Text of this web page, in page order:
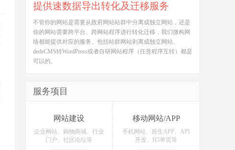
提供速数据导出转化及迁移服务
不管你的网站是需要从政府网站站群中分离成独立网站，还是
你的网站需要跨平台、跨网站程序进行转化迁移，我们微构网
络都能提供对应的服务。包括站群网站剥离成独立网站、
dedeCMS转WordPress或者自研网站程序（任意程序互转）都是
可以的。
服务项目
网站建设
企业网站、购物商城、行业
门户、社区论坛等
移动网站/APP
手机网站、原生APP、API
开发、H5单页等